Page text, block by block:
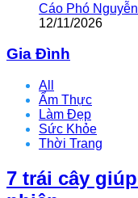
Cáo Phó
12/11/2026
Gia Đình
All
Ẩm Thực
Làm Đẹp
Sức Khỏe
Thời Trang
7 trái cây